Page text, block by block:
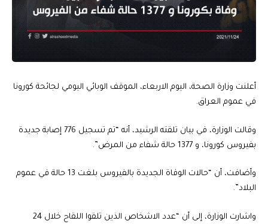
أعلنت وزارة الصحة، اليوم الاربعاء، الموقف الوبائي اليومي لجائحة كورونا
في عموم العراق.
وقالت الوزارة، في بيان تلقته الرشيد، أنه “تم تسجيل 776 إصابة جديدة
بفيروس كورونا، و 1377 حالة شفاء من المرض”.
وأضافت، أن “حالات الوفاة الجديدة بالفيروس بلغت 13 حالة في عموم
البلاد”.
واشارت الوزارة، إلى أن “عدد الاشخاص الذين تلقوا اللقاح خلال 24